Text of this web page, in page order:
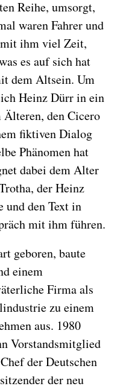
Reihe, umsorgt,
waren Fahrer und
ihm viel Zeit,
es auf sich hat
dem Altsein. Um
Heinz Dürr in ein
den Cicero
fiktiven Dialog
Phänomen hat
dabei dem Alter
der Heinz
und den Text in
mit ihm führen.
geboren, baute
einem
Firma als
zu einem
aus. 1980
Vorstandsmitglied
der Deutschen
der neu